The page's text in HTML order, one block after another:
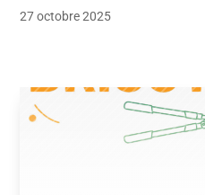
27 octobre 2025